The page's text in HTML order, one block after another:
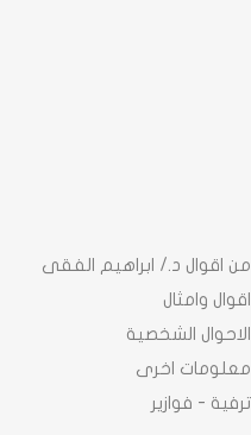
من اقوال د./ ابراهيم الفقى
اقوال وامثال
الاحوال الشخصية
معلومات اخرى
ترفية - فوازير